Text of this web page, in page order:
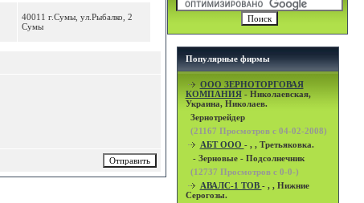
40011 г.Сумы, ул.Рыбалко, 2
Сумы
Популярные фирмы
OOO ЗЕРНОТОРГОВАЯ
КОМПАНИЯ- Николаевская,
Украина, Николаев.
Зернотрейдер
(21167 Просмотров с 04-02-2008)
АБТ ООО - , , Третьяковка.
- Зерновые - Подсолнечник
(12737 Просмотров с 0-0-)
АВАЛС-1 ТОВ - , , Нижние
Серогозы.